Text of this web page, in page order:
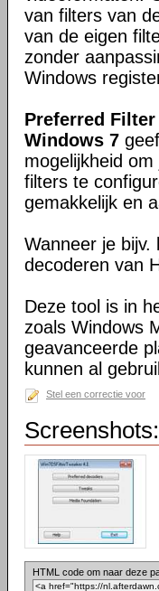
van filters van
van de eigen
zonder
Windows
Preferred
Windows 7
mogelijkheid
filters te
gemakkelijk en
Wanneer je
decoderen van
Deze tool is in
zoals Windows
geavanceerde
kunnen al
Stel een correctie voor
Screenshots:
HTML code om naar deze